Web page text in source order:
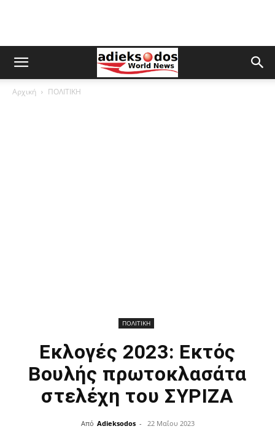
Αρχική ΠΟΛΙΤΙΚΗ
ΠΟΛΙΤΙΚΗ
Εκλογές 2023: Εκτός
Βουλής πρωτοκλασάτα
στελέχη του ΣΥΡΙΖΑ
Από Adieksodos - 22 Μαΐου 2023